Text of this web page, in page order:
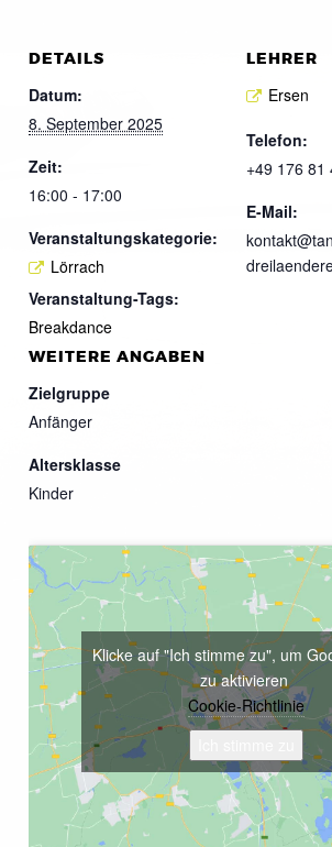
DETAILS
Datum:
8. September 2025
Zeit:
16:00 - 17:00
Veranstaltungskategorie:
Lörrach
Veranstaltung-Tags:
Breakdance
LEHRER
Ersen
Telefon:
+49 176 81
E-Mail:
WEITERE ANGABEN
Zielgruppe
Anfänger
Altersklasse
Kinder
Klicke auf "Ich stimme zu", um
zu aktivieren
Cookie-Richtlinie